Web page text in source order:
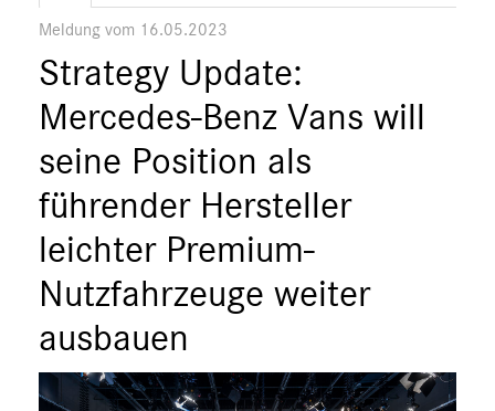
Cars
Vans
Marken & Produkte
ÜBER UNS
ANSPRECHPARTNER
Meldung vom 16.05.2023
Strategy Update:
Mercedes-Benz Vans will
seine Position als
führender Hersteller
leichter Premium-
Nutzfahrzeuge weiter
ausbauen